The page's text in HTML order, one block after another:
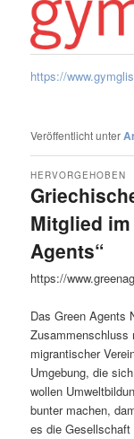
https://
Veröffentlicht unter
Mitglied im
Agents“
HERVORGEHOBEN
Veröffentlicht am3.
https://
Das Green Agents
Zusammenschluss
migrantischer
Umgebung, die
wollen
bunter machen,
es die Gesellschaft